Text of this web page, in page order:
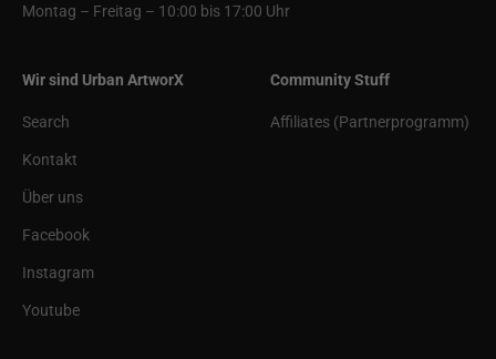
Montag – Freitag – 10:00 bis 17:00 Uhr
Wir sind Urban ArtworX
Search
Kontakt
Über uns
Facebook
Instagram
Youtube
Community Stuff
Affiliates (Partnerprogramm)